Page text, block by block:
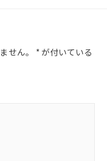
せん。 * が付いている